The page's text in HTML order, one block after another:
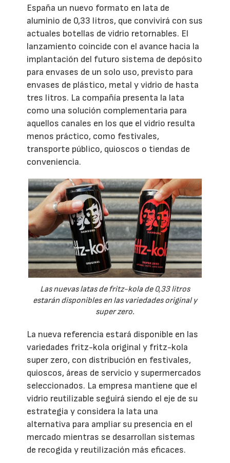
España un nuevo formato en lata de
aluminio de 0,33 litros, que convivirá con sus
actuales botellas de vidrio retornables. El
lanzamiento coincide con el avance hacia la
implantación del futuro sistema de depósito
para envases de un solo uso, previsto para
envases de plástico, metal y vidrio de hasta
tres litros. La compañía presenta la lata
como una solución complementaria para
aquellos canales en los que el vidrio resulta
menos práctico, como festivales,
transporte público, quioscos o tiendas de
conveniencia.
Las nuevas latas de fritz-kola de 0,33 litros
estarán disponibles en las variedades original y
super zero.
La nueva referencia estará disponible en las
variedades fritz-kola original y fritz-kola
super zero, con distribución en festivales,
quioscos, áreas de servicio y supermercados
seleccionados. La empresa mantiene que el
vidrio reutilizable seguirá siendo el eje de su
estrategia y considera la lata una
alternativa para ampliar su presencia en el
mercado mientras se desarrollan sistemas
de recogida y reutilización más eficaces.